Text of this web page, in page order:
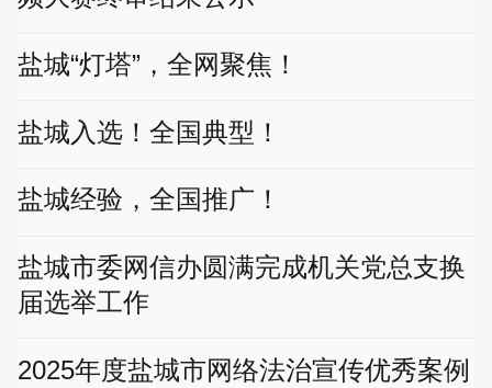
盐城“灯塔”，全网聚焦！
盐城入选！全国典型！
盐城经验，全国推广！
盐城市委网信办圆满完成机关党总支换
届选举工作
2025年度盐城市网络法治宣传优秀案例